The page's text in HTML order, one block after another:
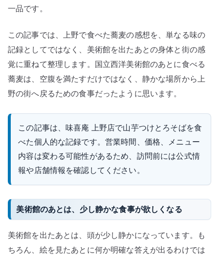
ろ
ば
へ
の
一品です。
この記事では、上野で食べた蕎麦の感想を、単なる味の
記録としてではなく、美術館を出たあとの身体と街の感
覚に重ねて整理します。国立西洋美術館のあとに食べる
蕎麦は、空腹を満たすだけではなく、静かな場所から上
野の街へ戻るための食事だったように思います。
この記事は、味喜庵 上野店で山芋つけとろそばを食
べた個人的な記録です。営業時間、価格、メニュー
内容は変わる可能性があるため、訪問前には公式情
報や店舗情報を確認してください。
美術館のあとは、少し静かな食事が欲しくなる
美術館を出たあとは、頭が少し静かになっています。も
ちろん、絵を見たあとに何か明確な答えが出るわけでは